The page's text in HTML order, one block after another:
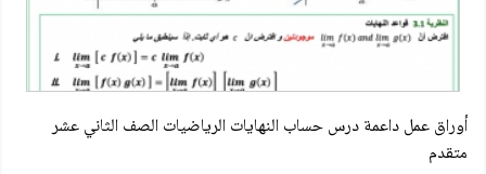
أوراق عمل داعمة درس حساب النهايات الرياضيات الصف الثاني عشر
متقدم